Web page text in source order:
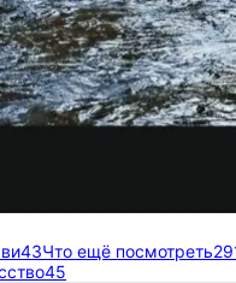
43Что ещё посмотреть
45